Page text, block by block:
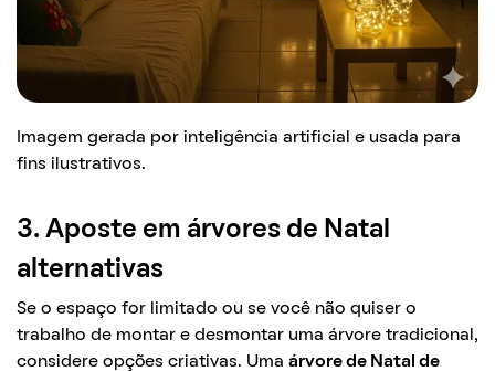
Imagem gerada por inteligência artificial e usada para
fins ilustrativos.
3. Aposte em árvores de Natal
alternativas
Se o espaço for limitado ou se você não quiser o
trabalho de montar e desmontar uma árvore tradicional,
considere opções criativas. Uma árvore de Natal de